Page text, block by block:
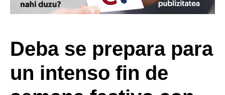
Deba se prepara para
un intenso fin de